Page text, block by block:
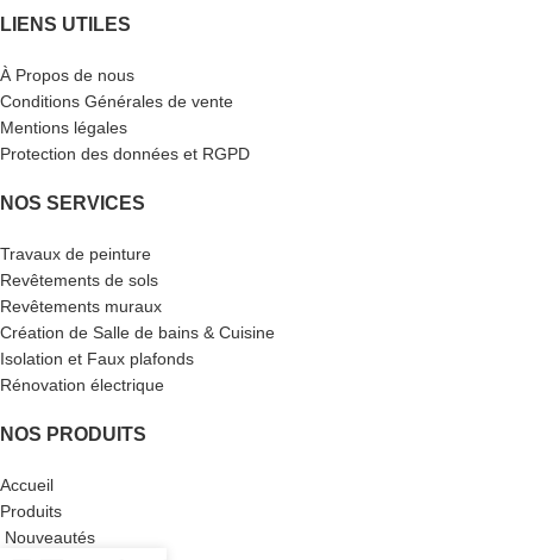
LIENS UTILES
À Propos de nous
Conditions Générales de vente
Mentions légales
Protection des données et RGPD
NOS SERVICES
Travaux de peinture
Revêtements de sols
Revêtements muraux
Création de Salle de bains & Cuisine
Isolation et Faux plafonds
Rénovation électrique
NOS PRODUITS
Accueil
Produits
Nouveautés